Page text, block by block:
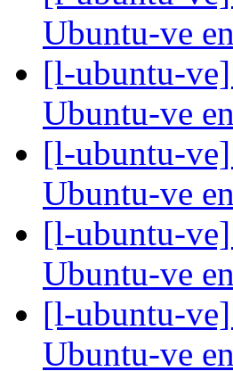
Ubuntu-ve
[l-ubuntu-
Ubuntu-ve
[l-ubuntu-
Ubuntu-ve
[l-ubuntu-
Ubuntu-ve
[l-ubuntu-
Ubuntu-ve